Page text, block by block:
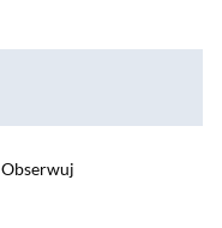
Obserwuj